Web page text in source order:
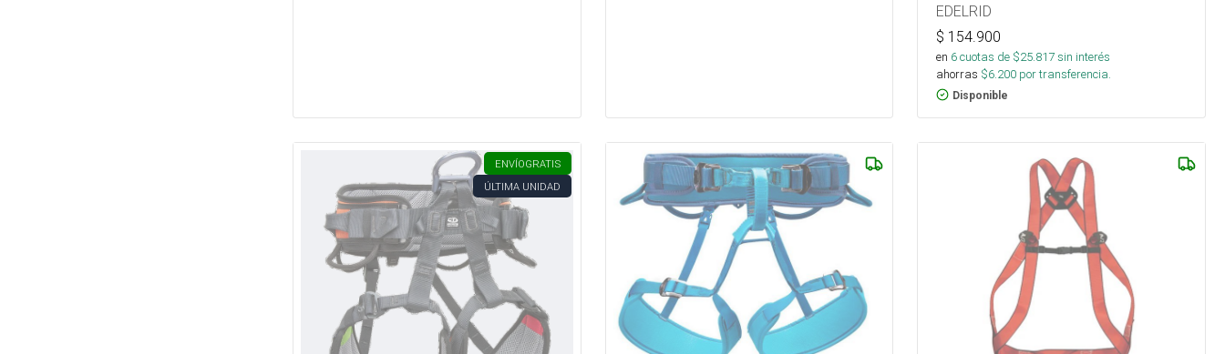
EDELRID
$ 154.900
en 6cuotas de $25.817sin interés
ahorras $6.200 por transferencia.
Disponible
ENVÍOGRATIS
ÚLTIMA UNIDAD